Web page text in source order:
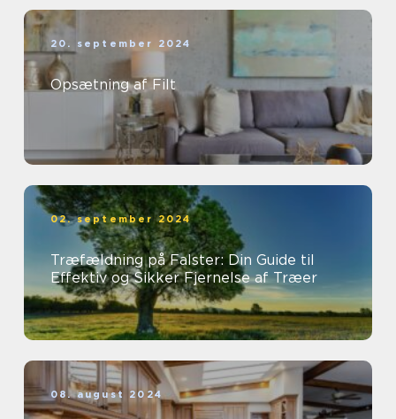
20. september 2024
Opsætning af Filt
02. september 2024
Træfældning på Falster: Din Guide til
Effektiv og Sikker Fjernelse af Træer
08. august 2024